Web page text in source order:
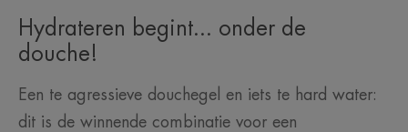
Hydrateren begint... onder de
douche!
Een te agressieve douchegel en iets te hard water:
dit is de winnende combinatie voor een